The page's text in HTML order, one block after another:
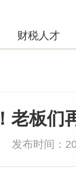
财税人才
老板们
发布时间：